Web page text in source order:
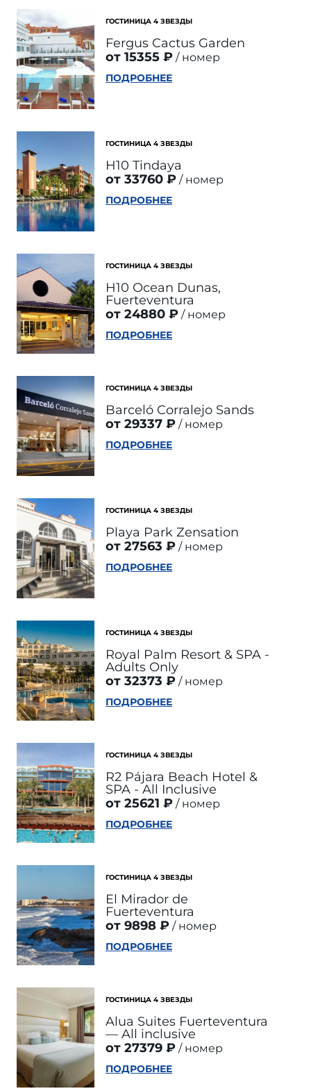
ГОСТИНИЦА 4 ЗВЕЗДЫ
Fergus Cactus Garden
от 15355 ₽
номер
ПОДРОБНЕЕ
ГОСТИНИЦА 4 ЗВЕЗДЫ
H10 Tindaya
от 33760 ₽
номер
ПОДРОБНЕЕ
ГОСТИНИЦА 4 ЗВЕЗДЫ
H10 Ocean Dunas,
Fuerteventura
от 24880 ₽
номер
ПОДРОБНЕЕ
ГОСТИНИЦА 4 ЗВЕЗДЫ
Barceló Corralejo Sands
от 29337 ₽
номер
ПОДРОБНЕЕ
ГОСТИНИЦА 4 ЗВЕЗДЫ
Playa Park Zensation
от 27563 ₽
номер
ПОДРОБНЕЕ
ГОСТИНИЦА 4 ЗВЕЗДЫ
Royal Palm Resort & SPA -
Adults Only
от 32373 ₽
номер
ПОДРОБНЕЕ
ГОСТИНИЦА 4 ЗВЕЗДЫ
R2 Pájara Beach Hotel &
SPA - All Inclusive
от 25621 ₽
номер
ПОДРОБНЕЕ
ГОСТИНИЦА 4 ЗВЕЗДЫ
El Mirador de
Fuerteventura
от 9898 ₽
номер
ПОДРОБНЕЕ
ГОСТИНИЦА 4 ЗВЕЗДЫ
Alua Suites Fuerteventura
— All inclusive
от 27379 ₽
номер
ПОДРОБНЕЕ